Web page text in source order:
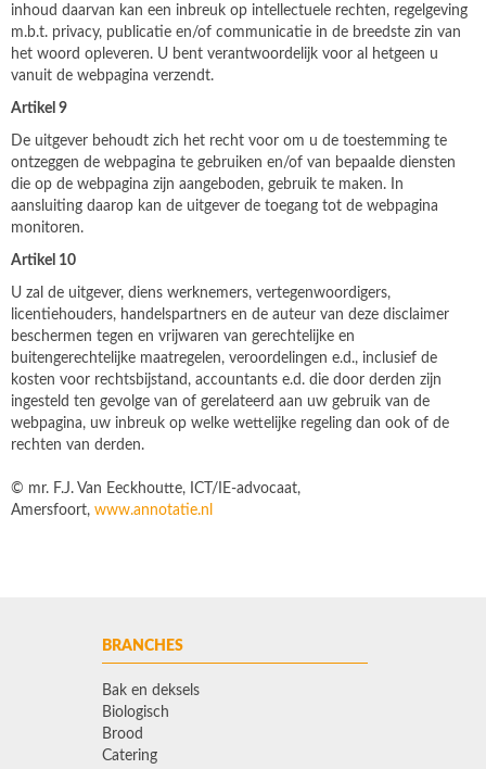
inhoud daarvan kan een inbreuk op intellectuele rechten, regelgeving
m.b.t. privacy, publicatie en/of communicatie in de breedste zin van
het woord opleveren. U bent verantwoordelijk voor al hetgeen u
vanuit de webpagina verzendt.
Artikel 9
De uitgever behoudt zich het recht voor om u de toestemming te
ontzeggen de webpagina te gebruiken en/of van bepaalde diensten
die op de webpagina zijn aangeboden, gebruik te maken. In
aansluiting daarop kan de uitgever de toegang tot de webpagina
monitoren.
Artikel 10
U zal de uitgever, diens werknemers, vertegenwoordigers,
licentiehouders, handelspartners en de auteur van deze disclaimer
beschermen tegen en vrijwaren van gerechtelijke en
buitengerechtelijke maatregelen, veroordelingen e.d., inclusief de
kosten voor rechtsbijstand, accountants e.d. die door derden zijn
ingesteld ten gevolge van of gerelateerd aan uw gebruik van de
webpagina, uw inbreuk op welke wettelijke regeling dan ook of de
rechten van derden.
© mr. F.J. Van Eeckhoutte, ICT/IE-advocaat,
Amersfoort, www.annotatie.nl
BRANCHES
Bak en deksels
Biologisch
Brood
Catering